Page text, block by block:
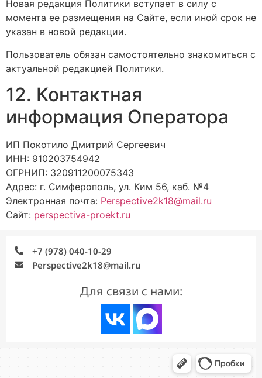
Новая редакция Политики вступает в силу с
момента ее размещения на Сайте, если иной срок не
указан в новой редакции.
Пользователь обязан самостоятельно знакомиться с
актуальной редакцией Политики.
12. Контактная
информация Оператора
ИП Покотило Дмитрий Сергеевич
ИНН: 910203754942
ОГРНИП: 320911200075343
Адрес: г. Симферополь, ул. Ким 56, каб. №4
Электронная почта: Perspective2k18@mail.ru
Сайт: perspectiva-proekt.ru
+7 (978) 040-10-29
Perspective2k18@mail.ru
Для связи с нами: